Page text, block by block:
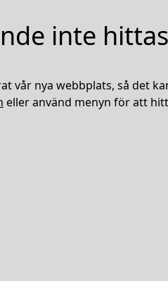
inte hittas
vår nya webbplats, så det
eller använd menyn för att